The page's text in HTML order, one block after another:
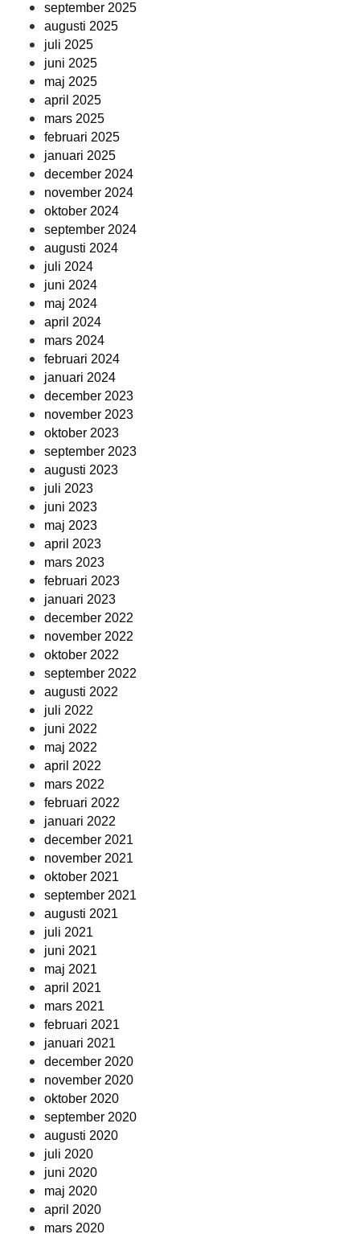
september 2025
augusti 2025
juli 2025
juni 2025
maj 2025
april 2025
mars 2025
februari 2025
januari 2025
december 2024
november 2024
oktober 2024
september 2024
augusti 2024
juli 2024
juni 2024
maj 2024
april 2024
mars 2024
februari 2024
januari 2024
december 2023
november 2023
oktober 2023
september 2023
augusti 2023
juli 2023
juni 2023
maj 2023
april 2023
mars 2023
februari 2023
januari 2023
december 2022
november 2022
oktober 2022
september 2022
augusti 2022
juli 2022
juni 2022
maj 2022
april 2022
mars 2022
februari 2022
januari 2022
december 2021
november 2021
oktober 2021
september 2021
augusti 2021
juli 2021
juni 2021
maj 2021
april 2021
mars 2021
februari 2021
januari 2021
december 2020
november 2020
oktober 2020
september 2020
augusti 2020
juli 2020
juni 2020
maj 2020
april 2020
mars 2020